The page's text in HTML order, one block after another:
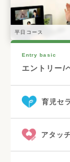
平日コース
Entry basic
エントリー/
育児セ
アタッ